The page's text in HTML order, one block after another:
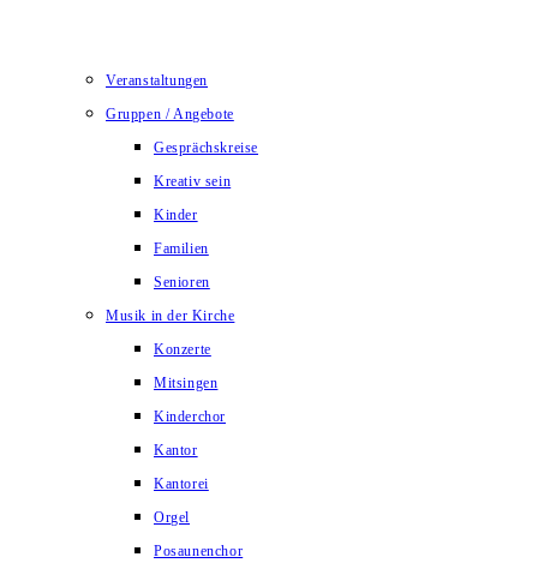
Veranstaltungen
Gruppen / Angebote
Gesprächskreise
Kreativ sein
Kinder
Familien
Senioren
Musik in der Kirche
Konzerte
Mitsingen
Kinderchor
Kantor
Kantorei
Orgel
Posaunenchor